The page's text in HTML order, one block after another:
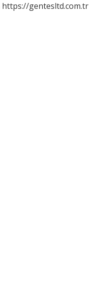
https://gentesltd.com.tr